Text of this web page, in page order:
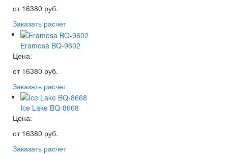
от 16380 руб.
Заказать расчет
Eramosa BQ-9602
Цена:
от 16380 руб.
Заказать расчет
Ice Lake BQ-8668
Цена:
от 16380 руб.
Заказать расчет